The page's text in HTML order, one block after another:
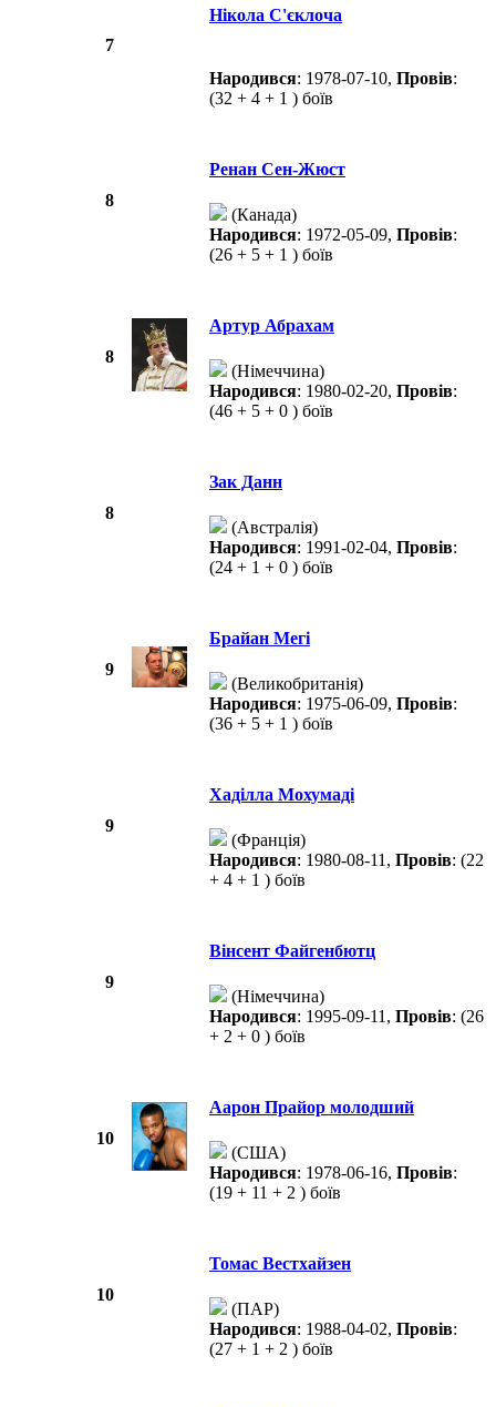
7
Нікола С'єклоча
Народився: 1978-07-10, Провів:
(32 + 4 + 1 ) боїв
8
Ренан Сен-Жюст
(Канада)
Народився: 1972-05-09, Провів:
(26 + 5 + 1 ) боїв
8
Артур Абрахам
(Німеччина)
Народився: 1980-02-20, Провів:
(46 + 5 + 0 ) боїв
8
Зак Данн
(Австралія)
Народився: 1991-02-04, Провів:
(24 + 1 + 0 ) боїв
9
Брайан Мегі
(Великобританія)
Народився: 1975-06-09, Провів:
(36 + 5 + 1 ) боїв
9
Хаділла Мохумаді
(Франція)
Народився: 1980-08-11, Провів: (22
+ 4 + 1 ) боїв
9
Вінсент Файгенбютц
(Німеччина)
Народився: 1995-09-11, Провів: (26
+ 2 + 0 ) боїв
10
Аарон Прайор молодший
(США)
Народився: 1978-06-16, Провів:
(19 + 11 + 2 ) боїв
10
Томас Вестхайзен
(ПАР)
Народився: 1988-04-02, Провів:
(27 + 1 + 2 ) боїв